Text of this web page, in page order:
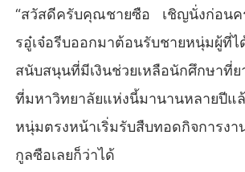
“สวัสดีครับคุณชายซือ เชิญนั่งก่อนค
รอู๋เจ๋อรีบออกมาต้อนรับชายหนุ่มผู้ที่ไ
สนับสนุนที่มีเงินช่วยเหลือนักศึกษาที่ย
ที่มหาวิทยาลัยแห่งนี้มานานหลายปี
หนุ่มตรงหน้าเริ่มรับสืบทอดกิจการงา
กูลซือเลยก็ว่าได้